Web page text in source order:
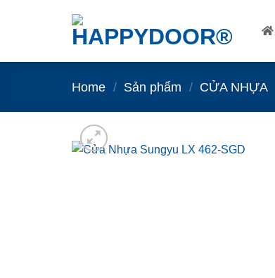
Home / Sản phẩm / CỬA NHỰA